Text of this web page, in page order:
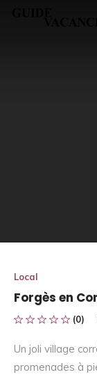
Local
Forgès en
(0)
Un joli village
promenades à